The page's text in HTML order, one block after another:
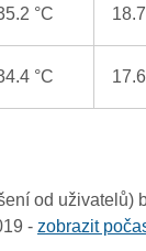
°C
°C
od uživatelů)
- zobrazit